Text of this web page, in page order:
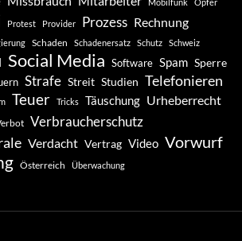
Mobilfunk Opfer
Protest Provider Prozess Rechnung
Schaden Schadenersatz Schutz Schweiz
Social Media Software Spam Sperre
Strafe Streit Studien Telefonieren
Teuer Tricks Täuschung Urheberrecht
Verbraucherschutz
Verdacht Vertrag Video Vorwurf
Österreich Überwachung